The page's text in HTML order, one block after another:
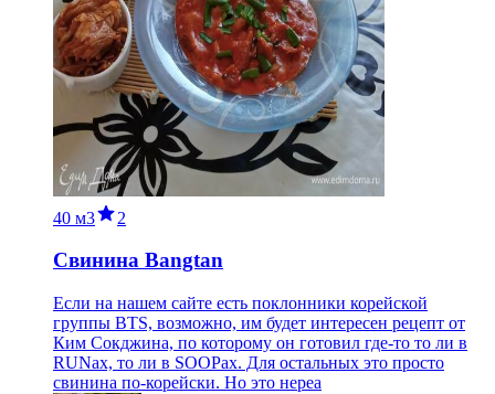
40 м3 2
Свинина Bangtan
Если на нашем сайте есть поклонники корейской
группы BTS, возможно, им будет интересен рецепт от
Ким Сокджина, по которому он готовил где-то то ли в
RUNах, то ли в SOOPах. Для остальных это просто
свинина по-корейски. Но это нереа